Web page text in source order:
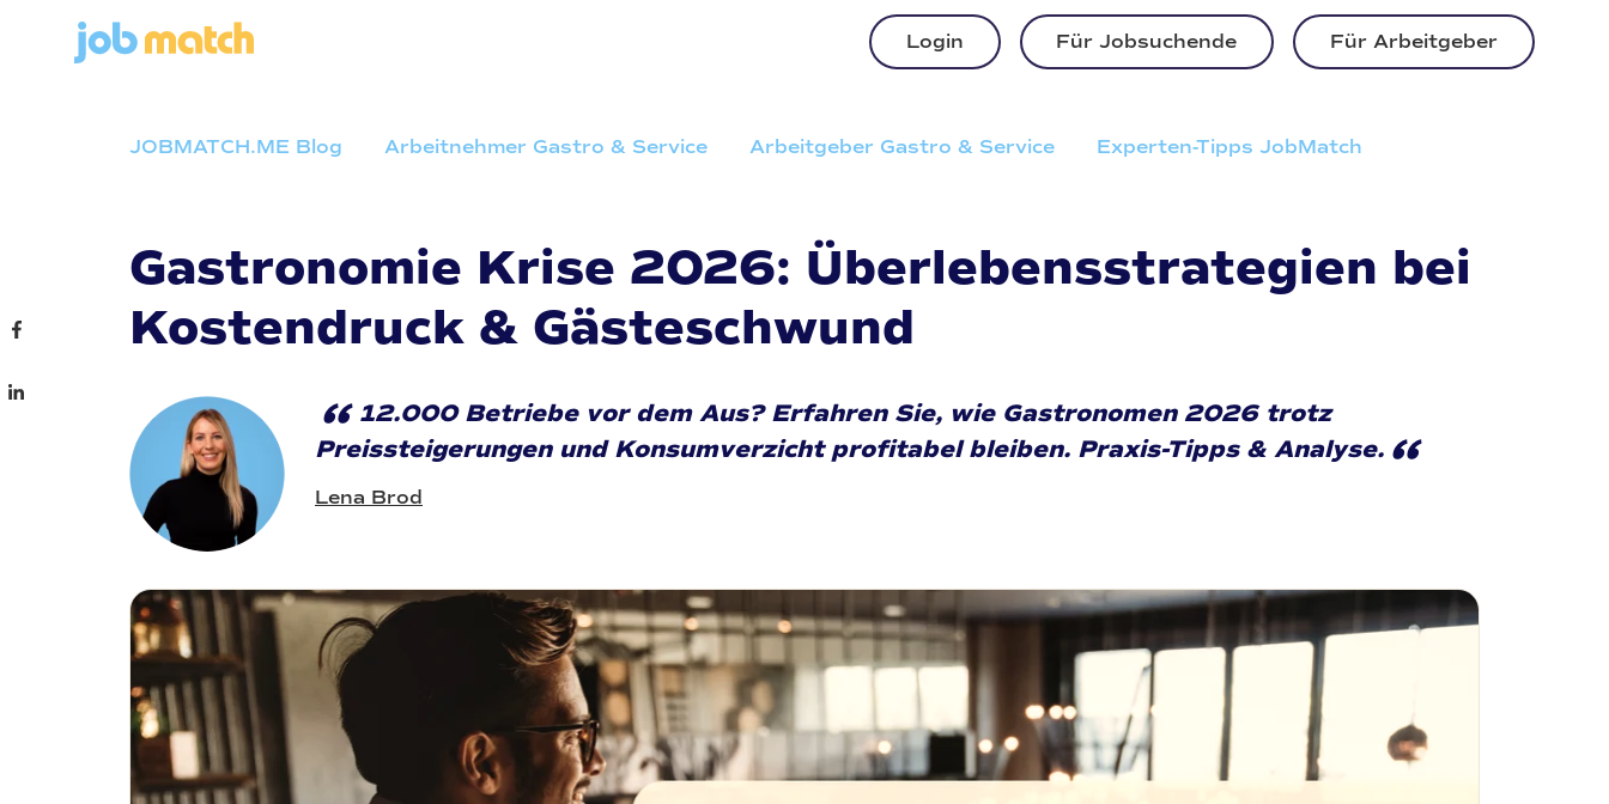
Login Für Jobsuchende Für Arbeitgeber
JOBMATCH.ME Blog Arbeitnehmer Gastro & Service Arbeitgeber Gastro & Service Experten-Tipps JobMatch
Gastronomie Krise 2026: Überlebensstrategien bei
Kostendruck & Gästeschwund
“ 12.000 Betriebe vor dem Aus? Erfahren Sie, wie Gastronomen 2026 trotz
Preissteigerungen und Konsumverzicht profitabel bleiben. Praxis-Tipps & Analyse. “
Lena Brod